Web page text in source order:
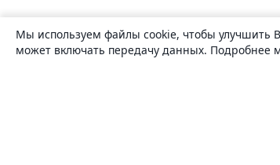
Мы используем файлы cookie, чтобы улучшить
может включать передачу данных. Подробнее